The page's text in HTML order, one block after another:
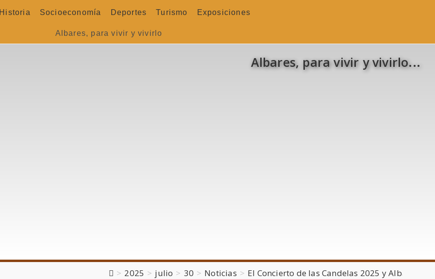
Historia Socioeconomía Deportes Turismo Exposiciones
Albares, para vivir y vivirlo
Albares, para vivir y vivirlo...
> 2025 > julio > 30 > Noticias > El Concierto de las Candelas 2025 y Albares